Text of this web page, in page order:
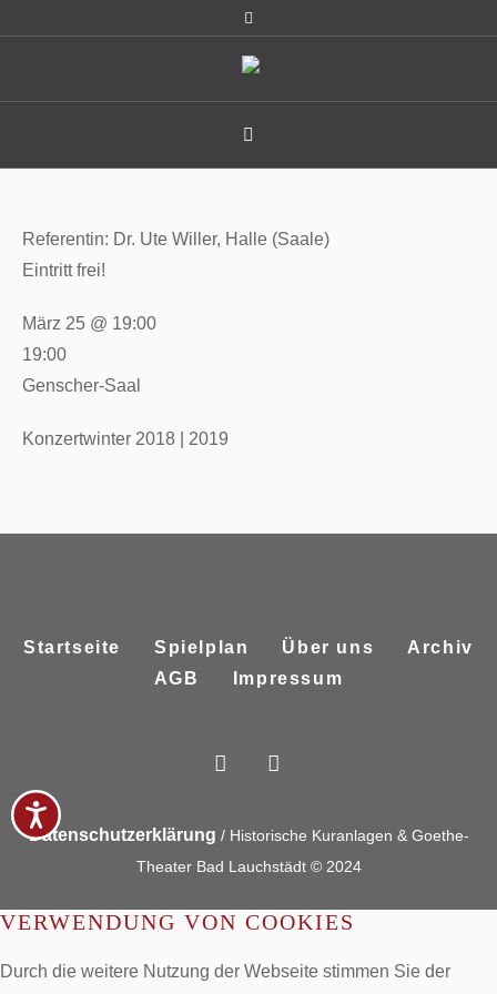
Referentin: Dr. Ute Willer, Halle (Saale)
Eintritt frei!
März 25 @ 19:00
19:00
Genscher-Saal
Konzertwinter 2018 | 2019
Startseite Spielplan Über uns
Archiv
AGB
Impressum
Datenschutzerklärung / Historische Kuranlagen & Goethe-
Theater Bad Lauchstädt © 2024
VERWENDUNG VON COOKIES
Durch die weitere Nutzung der Webseite stimmen Sie der